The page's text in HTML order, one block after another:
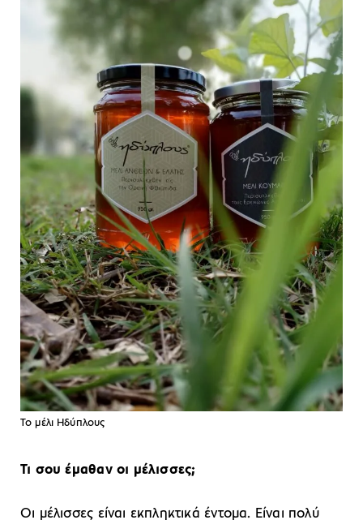
Το μέλι Ηδύπλους
Τι σου έμαθαν οι μέλισσες;
Οι μέλισσες είναι εκπληκτικά έντομα. Είναι πολύ